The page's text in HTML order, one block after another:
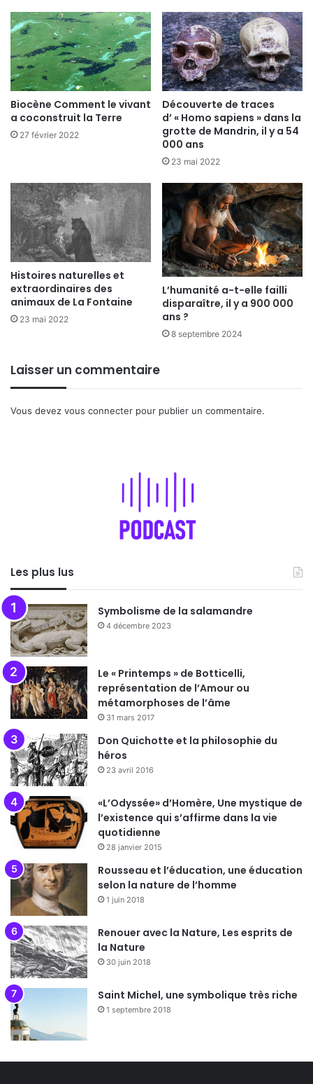
Biocène Comment le vivant
a coconstruit la Terre
27 février 2022
Découverte de traces
d’ « Homo sapiens » dans la
grotte de Mandrin, il y a 54
000 ans
23 mai 2022
Histoires naturelles et
extraordinaires des
animaux de La Fontaine
23 mai 2022
L’humanité a-t-elle failli
disparaître, il y a 900 000
ans ?
8 septembre 2024
Laisser un commentaire
Vous devez vous connecter pour publier un commentaire.
Les plus lus
Symbolisme de la salamandre
4 décembre 2023
Le « Printemps » de Botticelli,
représentation de l’Amour ou
métamorphoses de l’âme
31 mars 2017
Don Quichotte et la philosophie du
héros
23 avril 2016
«L’Odyssée» d’Homère, Une mystique de
l’existence qui s’affirme dans la vie
quotidienne
28 janvier 2015
Rousseau et l’éducation, une éducation
selon la nature de l’homme
1 juin 2018
Renouer avec la Nature, Les esprits de
la Nature
30 juin 2018
Saint Michel, une symbolique très riche
1 septembre 2018